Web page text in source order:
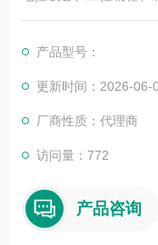
化控制系统及其装置
的现代化电控设备。
服务行业涉及冶金、石
60D-F99-I2E2-V15
产品型号：
更新时间：2026-06-
厂商性质：代理商
访问量：772
产品咨询